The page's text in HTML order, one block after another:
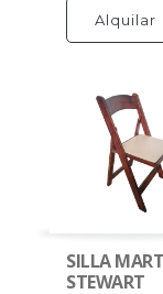
Alquilar
SILLA
STEWART